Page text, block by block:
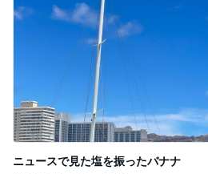
ニュースで見た塩を振ったバナナ